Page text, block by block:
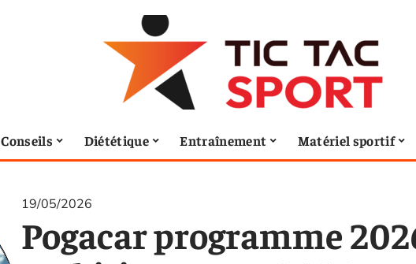
Conseils Diététique Entraînement Matériel sportif
19/05/2026
Pogacar programme